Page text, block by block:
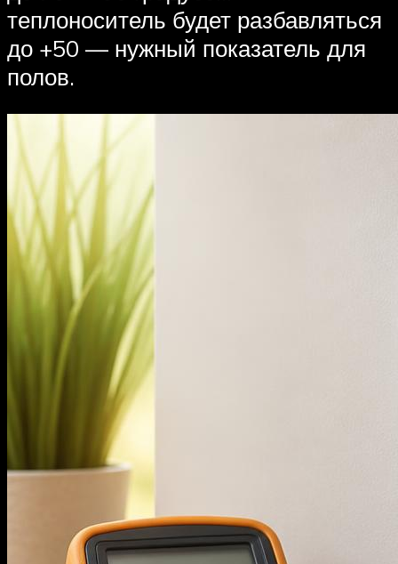
теплоноситель будет разбавляться
до +50 — нужный показатель для
полов.